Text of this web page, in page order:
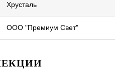
Хрусталь
ООО "Премиум Свет"